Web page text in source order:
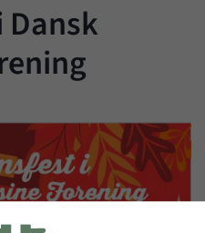
Dansk